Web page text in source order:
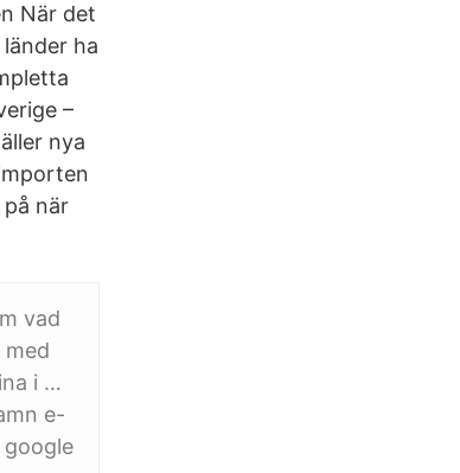
När det
ha
–
nya
när
vad
i …
e-